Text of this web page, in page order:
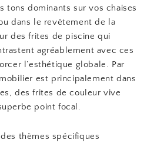
tons dominants sur vos chaises
dans le revêtement de la
des frites de piscine qui
agréablement avec ces
l’esthétique globale. Par
est principalement dans
des frites de couleur vive
point focal.
thèmes spécifiques